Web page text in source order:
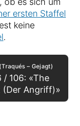
ersten Staffel
keine
.
– Gejagt)
/ 106: «The
(Der Angriff)»